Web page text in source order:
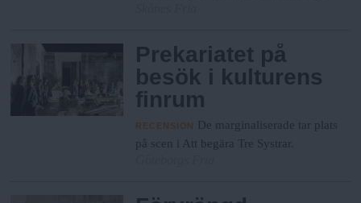
N
u
y
Prekariatet på
besök i kulturens
finrum
RECENSION
De marginaliserade tar plats
på scen i Att begära Tre Systrar.